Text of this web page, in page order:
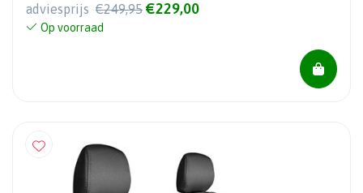
adviesprijs €249,95 €229,00
Op voorraad